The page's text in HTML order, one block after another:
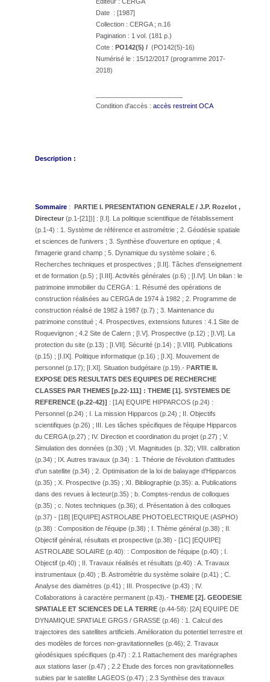
Date : [1987]
Collection : CERGA ; n.16
Pagination : 1 vol. (181 p.)
Cote : PO142(5) / (PO142(5)-16)
Numérisé le : 15/12/2017 (programme 2017-
2018)
Condition d'accès : accès restreint OCA
Description :
Sommaire : PARTIE I. PRESENTATION GENERALE / J.P. Rozelot ,
Directeur (p.1-[21])] : [I.I]. La politique scientifique de l'établissement
(p.1-4) : 1. Système de référence et astrométrie ; 2. Géodésie spatiale
et sciences de l'univers ; 3. Synthèse d'ouverture en optique ; 4.
l'imagerie grand champ ; 5. Dynamique du système solaire ; 6.
Recherches techniques et prospectives ; [I.II]. Tâches d'enseignement
et de formation (p.5) ; [I.III]. Activités générales (p.6) ; [I.IV]. Un bilan : le
patrimoine immobilier du CERGA : 1. Résumé des opérations de
construction réalisées au CERGA de 1974 à 1982 ; 2. Programme de
construction réalisé de 1982 à 1987 (p.7) ; 3. Maintenance du
patrimoine constitué ; 4. Prospectives, extensions futures : 4.1 Site de
Roquevignon ; 4.2 Site de Calern ; [I.V]. Prospective (p.12) ; [I.VI]. La
protection du site (p.13) ; [I.VII]. Sécurité (p.14) ; [I.VIII]. Publications
(p.15) ; [I.IX]. Politique informatique (p.16) ; [I.X]. Mouvement de
personnel (p.17); [I.XI]. Situation budgétaire (p.19).- PARTIE II.
EXPOSE DES RESULTATS DES EQUIPES DE RECHERCHE
CLASSES PAR THEMES [p.22-111] : THEME [1]. SYSTEMES DE
REFERENCE (p.22-42)] : [1A] EQUIPE HIPPARCOS (p.24) :
Personnel (p.24) ; I. La mission Hipparcos (p.24) ; II. Objectifs
scientifiques (p.26) ; III. Les tâches spécifiques de l'équipe Hipparcos
du CERGA (p.27) ; IV. Direction et coordination du projet (p.27) ; V.
Simulation des données (p.30) ; VI. Magnitudes (p. 32); VIII. calibration
(p.34) ; IX. Autres travaux (p.34) : 1. Théorie de l'évolution d'attitudes
d'un satellite (p.34) ; 2. Optimisation de la loi de balayage d'Hipparcos
(p.35) ; X. Prospective (p.35) ; XI. Bibliographie (p.35): a. Publications
dans des revues à lecteur(p.35) ; b. Comptes-rendus de colloques
(p.35) ; c. Notes techniques (p.36); d. Présentation à des colloques
(p.37) - [1B] [EQUIPE] ASTROLABE PHOTOELECTRIQUE (ASPHO)
(p.38) : Composition de l'équipe (p.38) ; I. Thème général (p.38) ; II.
Objectif général, résultats et prospective (p.38) - [1C] [EQUIPE]
ASTROLABE SOLAIRE (p.40): : Composition de l'équipe (p.40) ; I.
Objectif (p.40) ; II. Travaux réalisés et résultats (p.40) : A. Travaux
instrumentaux (p.40) ; B. Astrométrie du système solaire (p.41) ; C.
Analyse des diamètres (p.41) ; III. Prospective (p.43) ; IV.
Collaborations à caractère permanent (p.43).- THEME [2]. GEODESIE
SPATIALE ET SCIENCES DE LA TERRE (p.44-58): [2A] EQUIPE DE
DYNAMIQUE SPATIALE GRGS / GRASSE (p.46) : 1. Calcul des
trajectoires des satellites artificiels. Amélioration du potentiel terrestre et
des modèles de forces non-gravitationnelles (p.46); 2. Travaux
géodésiques spécifiques (p.47) : 2.1 Rattachement des marégraphes
aux stations laser (p.47) ; 2.2 Etude des forces non gravitationnelles
subies par le satellite LAGEOS (p.47) ; 2.3 Synthèse des travaux